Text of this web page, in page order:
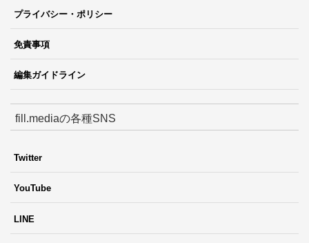
プライバシー・ポリシー
免責事項
編集ガイドライン
fill.mediaの各種SNS
Twitter
YouTube
LINE